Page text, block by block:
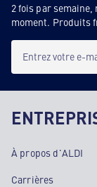
2 fois par semaine,
moment. Produits
Entrez votre e-
À propos d'ALDI
Carrières